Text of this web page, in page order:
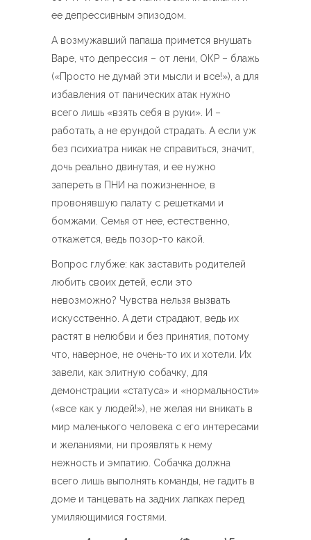
ее депрессивным эпизодом.
А возмужавший папаша примется внушать
Варе, что депрессия – от лени, ОКР – блажь
(«Просто не думай эти мысли и все!»), а для
избавления от панических атак нужно
всего лишь «взять себя в руки». И –
работать, а не ерундой страдать. А если уж
без психиатра никак не справиться, значит,
дочь реально двинутая, и ее нужно
запереть в ПНИ на пожизненное, в
провонявшую палату с решетками и
бомжами. Семья от нее, естественно,
откажется, ведь позор-то какой.
Вопрос глубже: как заставить родителей
любить своих детей, если это
невозможно? Чувства нельзя вызвать
искусственно. А дети страдают, ведь их
растят в нелюбви и без принятия, потому
что, наверное, не очень-то их и хотели. Их
завели, как элитную собачку, для
демонстрации «статуса» и «нормальности»
(«все как у людей!»), не желая ни вникать в
мир маленького человека с его интересами
и желаниями, ни проявлять к нему
нежность и эмпатию. Собачка должна
всего лишь выполнять команды, не гадить в
доме и танцевать на задних лапках перед
умиляющимися гостями.